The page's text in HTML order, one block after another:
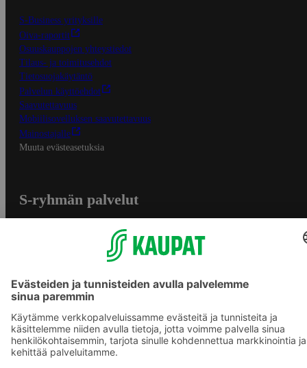
S-Business yrityksille
Oiva-raportit
Osuuskauppojen yhteystiedot
Tilaus- ja toimitusehdot
Tietosuojakäytäntö
Palvelun käyttöehdot
Saavutettavuus
Mobiilisovelluksen saavutettavuus
Mainostajalle
Muuta evästeasetuksia
S-ryhmän palvelut
S-ostoslista -sovellus
Prisma.fi
Sokos.fi
S-Pankki
Yhteishyvä
Sokos Hotels